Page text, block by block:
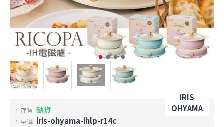
存貨: 缺貨
型號: iris-ohyama-ihlp-r14c
IRIS
OHYAMA